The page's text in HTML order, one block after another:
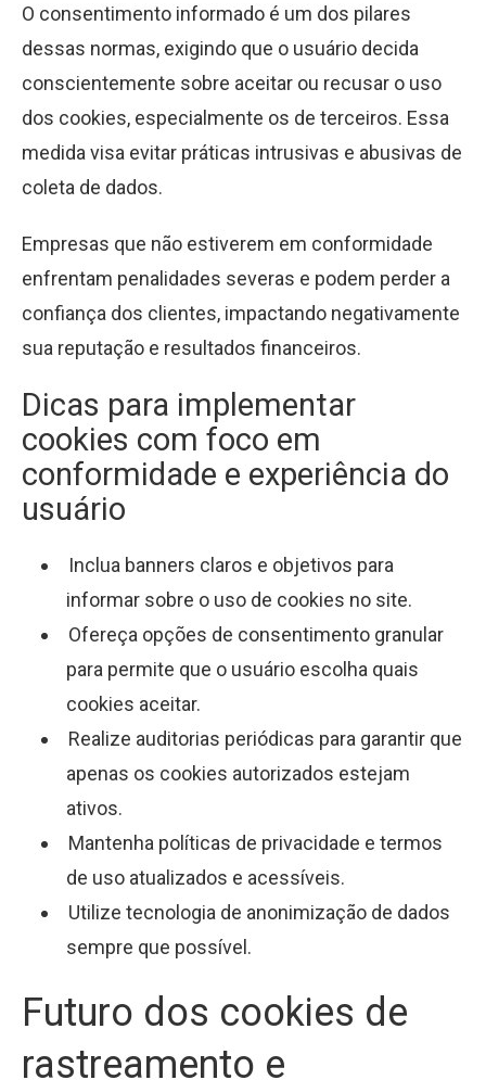
O consentimento informado é um dos pilares
dessas normas, exigindo que o usuário decida
conscientemente sobre aceitar ou recusar o uso
dos cookies, especialmente os de terceiros. Essa
medida visa evitar práticas intrusivas e abusivas de
coleta de dados.
Empresas que não estiverem em conformidade
enfrentam penalidades severas e podem perder a
confiança dos clientes, impactando negativamente
sua reputação e resultados financeiros.
Dicas para implementar
cookies com foco em
conformidade e experiência do
usuário
Inclua banners claros e objetivos para
informar sobre o uso de cookies no site.
Ofereça opções de consentimento granular
para permite que o usuário escolha quais
cookies aceitar.
Realize auditorias periódicas para garantir que
apenas os cookies autorizados estejam
ativos.
Mantenha políticas de privacidade e termos
de uso atualizados e acessíveis.
Utilize tecnologia de anonimização de dados
sempre que possível.
Futuro dos cookies de
rastreamento e